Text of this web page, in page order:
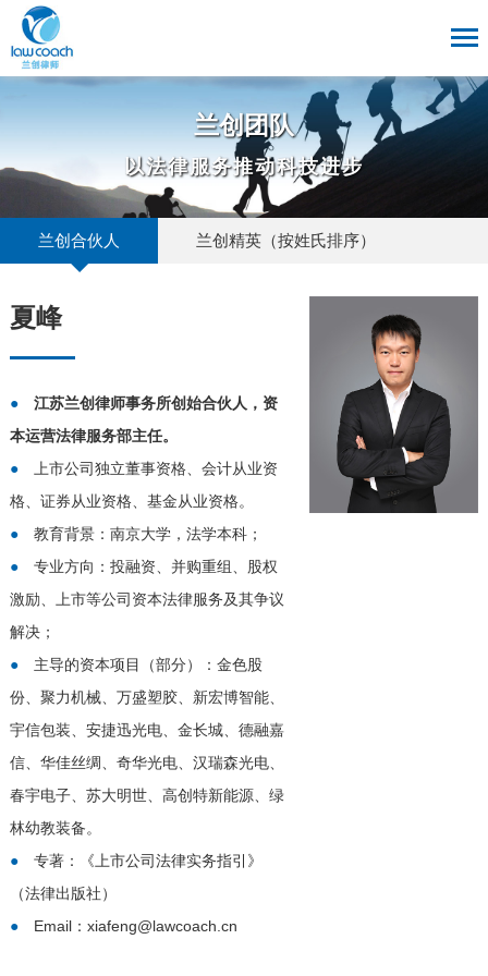
兰创团队
以法律服务推动科技进步
兰创合伙人 兰创精英（按姓氏排序）
夏峰
●
江苏兰创律师事务所创始合伙人，资
本运营法律服务部主任。
●
上市公司独立董事资格、会计从业资
格、证券从业资格、基金从业资格。
●
教育背景：南京大学，法学本科；
●
专业方向：投融资、并购重组、股权
激励、上市等公司资本法律服务及其争议
解决；
●
主导的资本项目（部分）：金色股
份、聚力机械、万盛塑胶、新宏博智能、
宇信包装、安捷迅光电、金长城、德融嘉
信、华佳丝绸、奇华光电、汉瑞森光电、
春宇电子、苏大明世、高创特新能源、绿
林幼教装备。
●
专著：《上市公司法律实务指引》
（法律出版社）
●
Email：xiafeng@lawcoach.cn